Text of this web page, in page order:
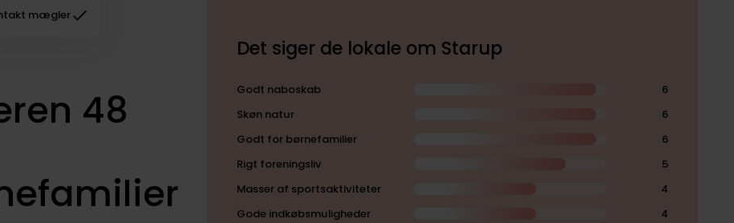
mægler
48
Det siger de lokale om Starup
Godt naboskab
6
Skøn natur
6
Godt for børnefamilier
6
Rigt foreningsliv
5
Masser af sportsaktiviteter
4
Gode indkøbsmuligheder
4